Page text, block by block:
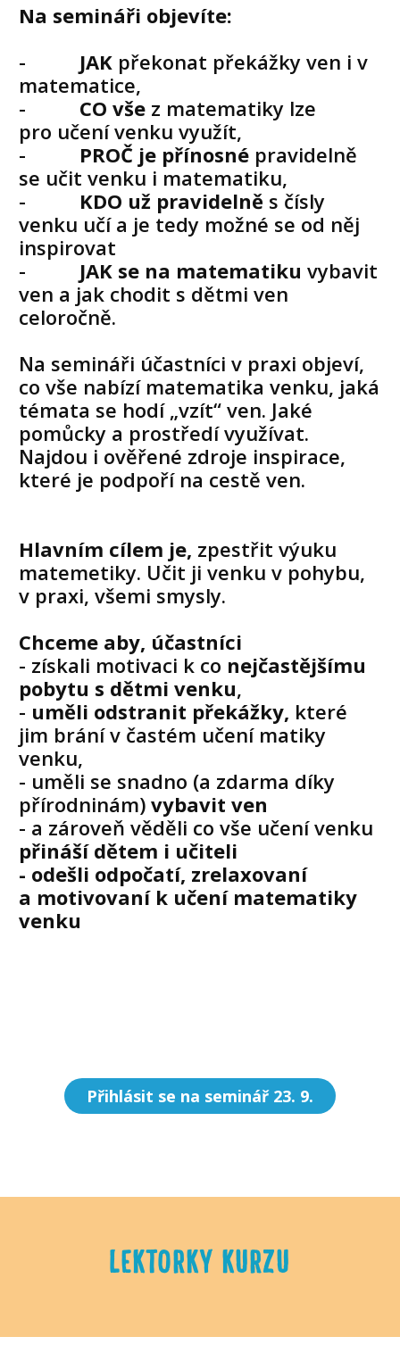
Na semináři objevíte:
- JAK překonat překážky ven i v
matematice,
- CO vše z matematiky lze
pro učení venku využít,
- PROČ je přínosné pravidelně
se učit venku i matematiku,
- KDO už pravidelně s čísly
venku učí a je tedy možné se od něj
inspirovat
- JAK se na matematiku vybavit
ven a jak chodit s dětmi ven
celoročně.
Na semináři účastníci v praxi objeví,
co vše nabízí matematika venku, jaká
témata se hodí „vzít“ ven. Jaké
pomůcky a prostředí využívat.
Najdou i ověřené zdroje inspirace,
které je podpoří na cestě ven.
Hlavním cílem je, zpestřit výuku
matemetiky. Učit ji venku v pohybu,
v praxi, všemi smysly.
Chceme aby, účastníci
- získali motivaci k co nejčastějšímu
pobytu s dětmi venku,
- uměli odstranit překážky, které
jim brání v častém učení matiky
venku,
- uměli se snadno (a zdarma díky
přírodninám)vybavit ven
- a zároveň věděli co vše učení venku
přináší dětem i učiteli
- odešli odpočatí, zrelaxovaní
a motivovaní k učení matematiky
venku
Přihlásit se na seminář 23. 9.
LEKTORKY KURZU